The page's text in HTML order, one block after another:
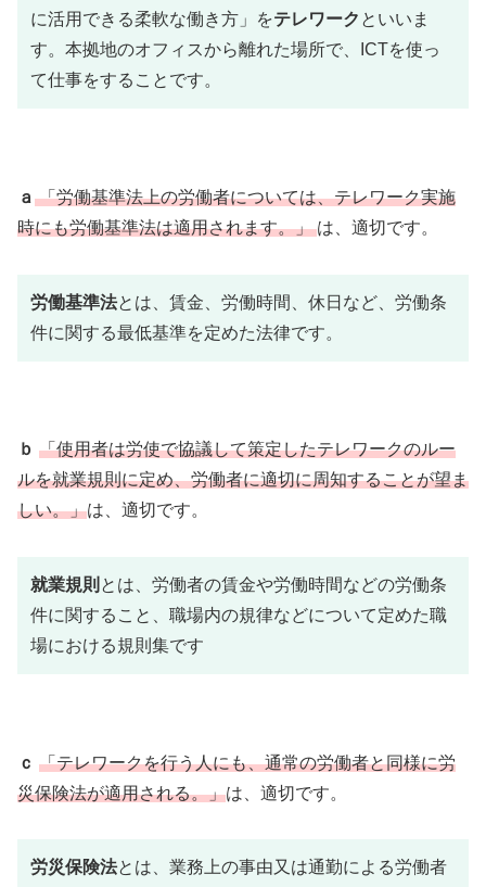
に活用できる柔軟な働き方」をテレワーク といいま
す。本拠地のオフィスから離れた場所で、ICTを使っ
て仕事をすることです。
ａ 「労働基準法上の労働者については、テレワーク実施
時にも労働基準法は適用されます。」は、適切です。
労働基準法とは、賃金、労働時間、休日など、労働条
件に関する最低基準を定めた法律です。
ｂ 「使用者は労使で協議して策定したテレワークのルー
ルを就業規則に定め、労働者に適切に周知することが望ま
しい。」は、適切です。
就業規則 とは、労働者の賃金や労働時間などの労働条
件に関すること、職場内の規律などについて定めた職
場における規則集です
ｃ 「テレワークを行う人にも、通常の労働者と同様に労
災保険法が適用される。」は、適切です。
労災保険法とは、業務上の事由又は通勤による労働者